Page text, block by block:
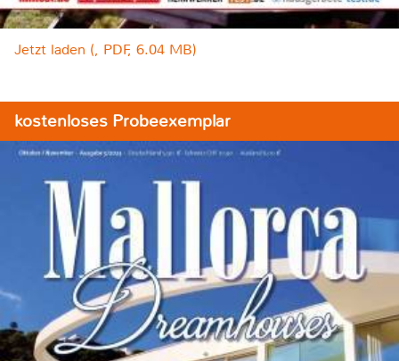
Jetzt laden (, PDF, 6.04 MB)
kostenloses Probeexemplar